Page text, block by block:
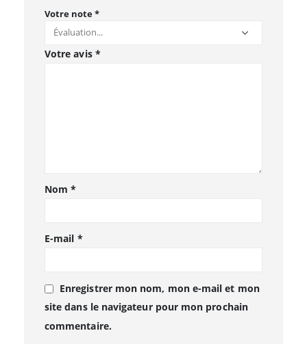
Votre note*
Votre avis *
Nom*
E-mail *
Enregistrer mon nom, mon e-mail et mon
site dans le navigateur pour mon prochain
commentaire.